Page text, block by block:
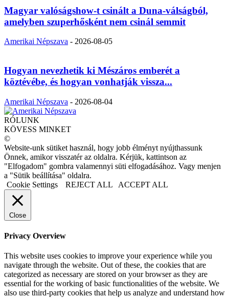
Magyar valóságshow-t csinált a Duna-válságból,
amelyben szuperhősként nem csinál semmit
Amerikai Népszava - 2026-08-05
Hogyan nevezhetik ki Mészáros emberét a
köztévébe, és hogyan vonhatják vissza...
Amerikai Népszava - 2026-08-04
RÓLUNK
KÖVESS MINKET
©
Website-unk sütiket használ, hogy jobb élményt nyújthassunk
Önnek, amikor visszatér az oldalra. Kérjük, kattintson az
"Elfogadom" gombra valamennyi süti elfogadásához. Vagy menjen
a "Sütik beállítása" oldalra.
Cookie Settings
REJECT ALL ACCEPT ALL
Close
Privacy Overview
This website uses cookies to improve your experience while you
navigate through the website. Out of these, the cookies that are
categorized as necessary are stored on your browser as they are
essential for the working of basic functionalities of the website. We
also use third-party cookies that help us analyze and understand how